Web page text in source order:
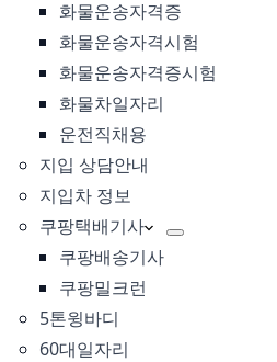
화물운송자격증
화물운송자격시험
화물운송자격증시험
화물차일자리
운전직채용
지입 상담안내
지입차 정보
쿠팡택배기사
쿠팡배송기사
쿠팡밀크런
5톤윙바디
60대일자리